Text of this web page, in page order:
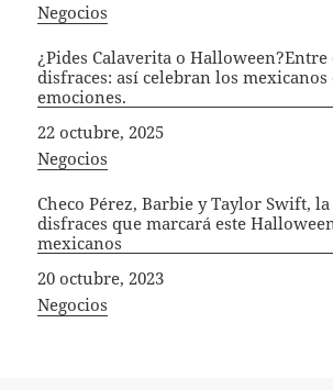
In relation to
Negocios
¿Pides Calaverita o
disfraces: así celebran los
emociones.
Fecha
22 octubre, 2025
In relation to
Negocios
Checo Pérez, Barbie y Taylor Swift,
disfraces que marcará este
mexicanos
Fecha
20 octubre, 2023
In relation to
Negocios